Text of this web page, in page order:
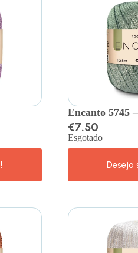
Encanto 5745
€7.50
Esgotado